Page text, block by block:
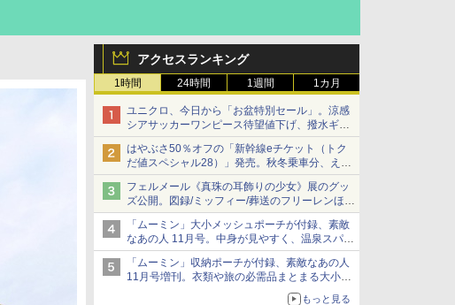
アクセスランキング
1時間 24時間 1週間 1カ月
ユニクロ、今日から「お盆特別セール」。涼感
シアサッカーワンピース待望値下げ、撥水ギア
ショーツは1990円に
はやぶさ50％オフの「新幹線eチケット（トク
だ値スペシャル28）」発売。秋冬乗車分、えき
ねっと限定
フェルメール《真珠の耳飾りの少女》展のグッ
ズ公開。図録/ミッフィー/葬送のフリーレンほ
か、注目ブランドコラボが実現
「ムーミン」大小メッシュポーチが付録、素敵
なあの人 11月号。中身が見やすく、温泉スパに
も使える
「ムーミン」収納ポーチが付録、素敵なあの人
11月号増刊。衣類や旅の必需品まとまる大小2
もっと見る